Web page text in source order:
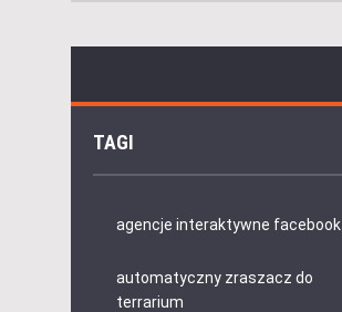
TAGI
agencje interaktywne facebook
automatyczny zraszacz do
terrarium